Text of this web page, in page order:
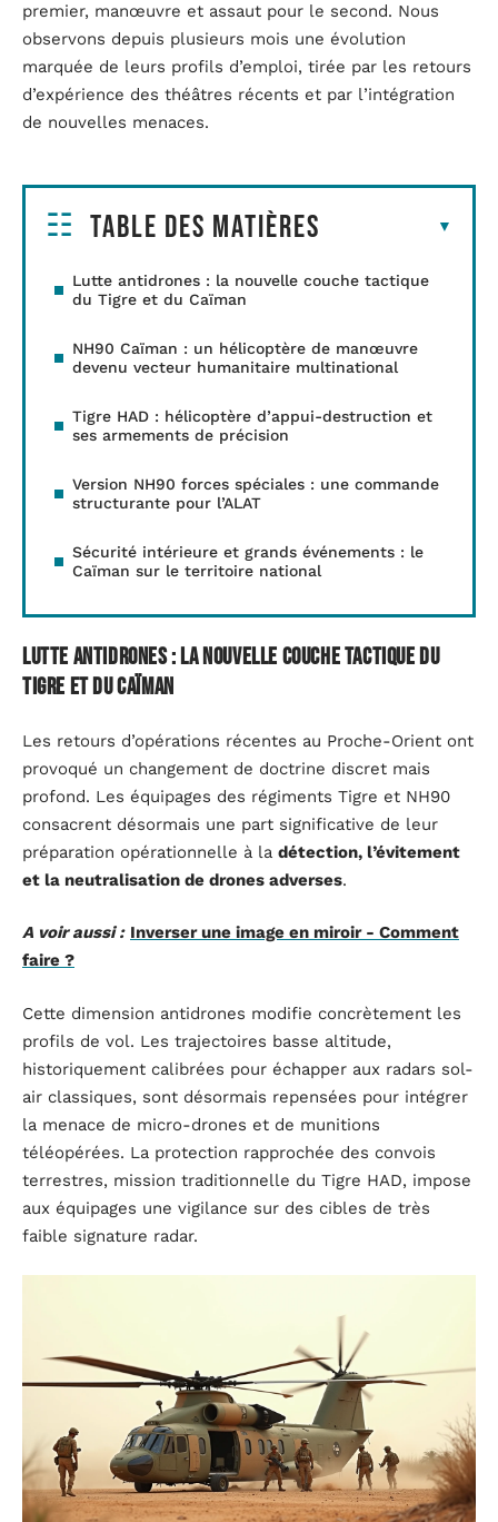
premier, manœuvre et assaut pour le second. Nous
observons depuis plusieurs mois une évolution
marquée de leurs profils d’emploi, tirée par les retours
d’expérience des théâtres récents et par l’intégration
de nouvelles menaces.
Table des matières
Lutte antidrones : la nouvelle couche tactique
du Tigre et du Caïman
NH90 Caïman : un hélicoptère de manœuvre
devenu vecteur humanitaire multinational
Tigre HAD : hélicoptère d’appui-destruction et
ses armements de précision
Version NH90 forces spéciales : une commande
structurante pour l’ALAT
Sécurité intérieure et grands événements : le
Caïman sur le territoire national
Lutte antidrones : la nouvelle couche tactique du
Tigre et du Caïman
Les retours d’opérations récentes au Proche-Orient ont
provoqué un changement de doctrine discret mais
profond. Les équipages des régiments Tigre et NH90
consacrent désormais une part significative de leur
préparation opérationnelle à la détection, l’évitement
et la neutralisation de drones adverses.
A voir aussi : Inverser une image en miroir - Comment
faire ?
Cette dimension antidrones modifie concrètement les
profils de vol. Les trajectoires basse altitude,
historiquement calibrées pour échapper aux radars sol-
air classiques, sont désormais repensées pour intégrer
la menace de micro-drones et de munitions
téléopérées. La protection rapprochée des convois
terrestres, mission traditionnelle du Tigre HAD, impose
aux équipages une vigilance sur des cibles de très
faible signature radar.